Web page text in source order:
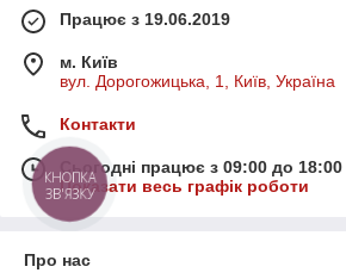
Працює з 19.06.2019
м. Київ
вул. Дорогожицька, 1, Київ, Україна
Контакти
Сьогодні працює з 09:00 до 18:00
Показати весь графік роботи
Про нас
КНОПКА
ЗВ'ЯЗКУ